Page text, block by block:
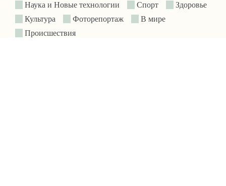
Наука и Новые технологии
Спорт
Здоровье
Культура
Фоторепортаж
В мире
Происшествия